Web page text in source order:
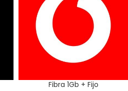
Fibra 1Gb + Fijo